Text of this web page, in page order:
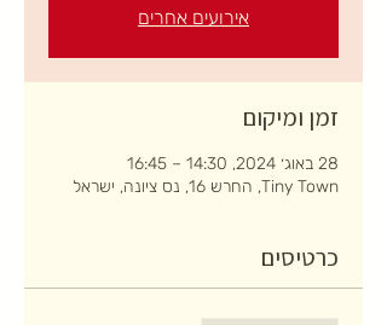
אירועים אחרים
זמן ומיקום
28 באוג׳ 2024, 14:30 – 16:45
Tiny Town, החרש 16, נס ציונה, ישראל
כרטיסים